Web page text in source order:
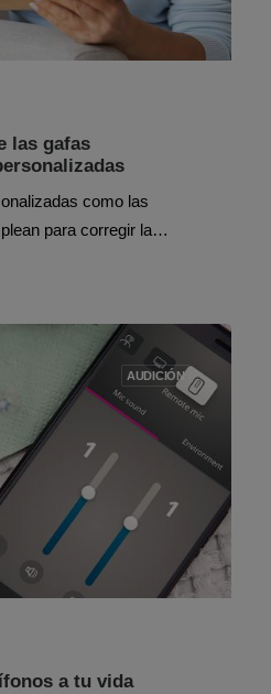
las gafas
como las
para corregir la…
AUDICIÓN
a tu vida